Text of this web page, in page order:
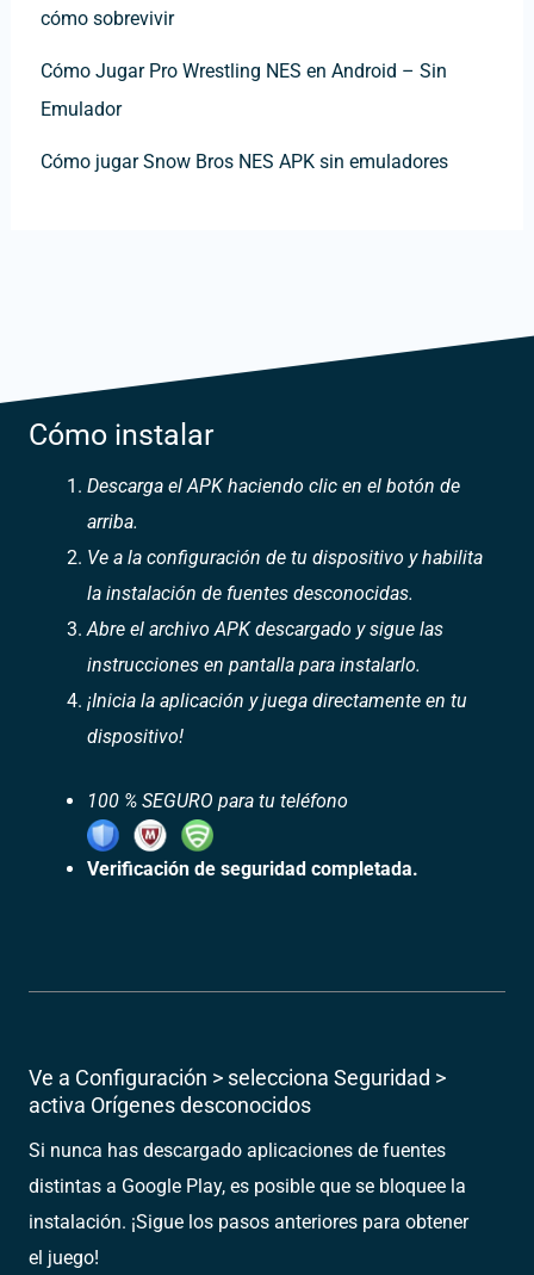
cómo sobrevivir
Cómo Jugar Pro Wrestling NES en Android – Sin
Emulador
Cómo jugar Snow Bros NES APK sin emuladores
Cómo instalar
Descarga el APK haciendo clic en el botón de
arriba.
Ve a la configuración de tu dispositivo y habilita
la instalación de fuentes desconocidas.
Abre el archivo APK descargado y sigue las
instrucciones en pantalla para instalarlo.
¡Inicia la aplicación y juega directamente en tu
dispositivo!
100 % SEGURO para tu teléfono
Verificación de seguridad completada.
Ve a Configuración > selecciona Seguridad >
activa Orígenes desconocidos
Si nunca has descargado aplicaciones de fuentes
distintas a Google Play, es posible que se bloquee la
instalación. ¡Sigue los pasos anteriores para obtener
el juego!